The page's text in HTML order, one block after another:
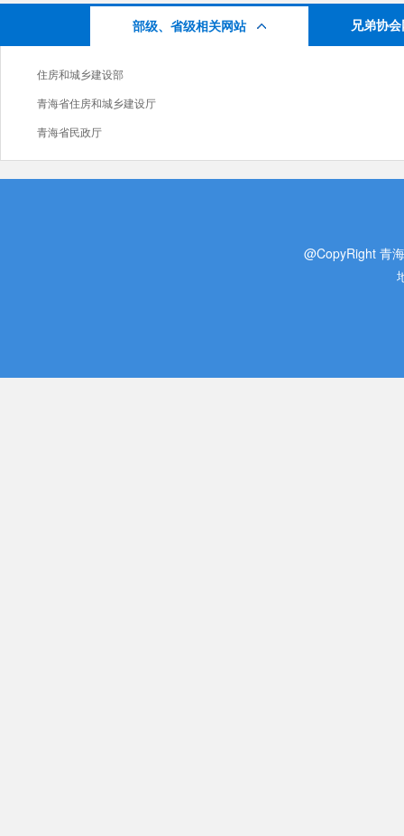
部级、省级相关网站 兄弟协
住房和城乡建设部
青海省住房和城乡建设厅
青海省民政厅
@CopyRight 青